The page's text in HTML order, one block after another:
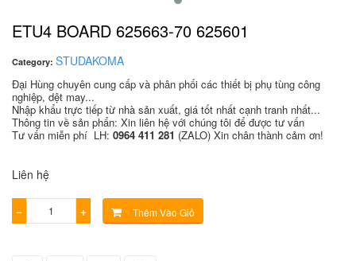
ETU4 BOARD 625663-70 625601
Category: STUDAKOMA
Đại Hùng chuyên cung cấp và phân phối các thiết bị phụ tùng công
nghiệp, dệt may...
Nhập khẩu trực tiếp từ nhà sản xuất, giá tốt nhất cạnh tranh nhất...
Thông tin về sản phẩn: Xin liên hệ với chúng tôi để được tư vấn
Tư vấn miễn phí LH: 0964 411 281 (ZALO) Xin chân thành cảm ơn!
Liên hệ
− + Thêm Vào Giỏ